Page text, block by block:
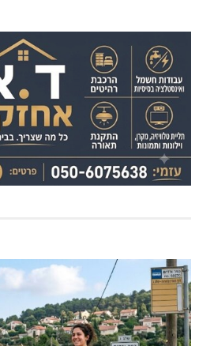
כפר ורדים: המצא מנוחה נכונה